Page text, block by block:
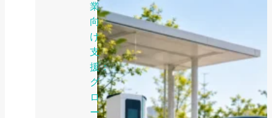
業
向
け
支
援：
グ
ロ
ー